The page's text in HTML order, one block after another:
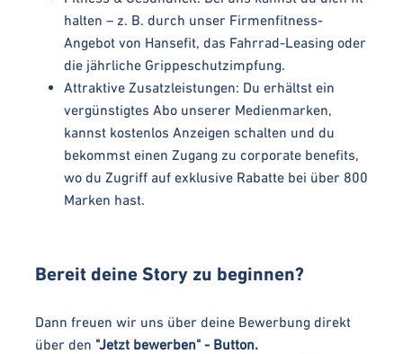
halten – z. B. durch unser Firmenfitness-
Angebot von Hansefit, das Fahrrad-Leasing oder
die jährliche Grippeschutzimpfung.
Attraktive Zusatzleistungen: Du erhältst ein
vergünstigtes Abo unserer Medienmarken,
kannst kostenlos Anzeigen schalten und du
bekommst einen Zugang zu corporate benefits,
wo du Zugriff auf exklusive Rabatte bei über 800
Marken hast.
Bereit deine Story zu beginnen?
Dann freuen wir uns über deine Bewerbung direkt
über den "Jetzt bewerben" - Button.